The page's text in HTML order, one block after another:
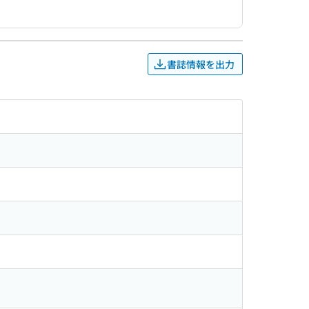
書誌情報を出力